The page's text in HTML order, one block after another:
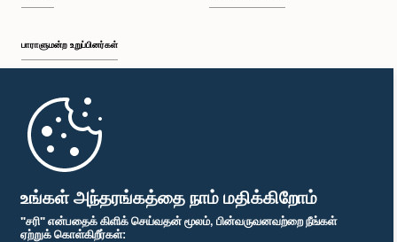
உங்கள் அந்தரங்கத்தை நாம் மதிக்கிறோம்
"சரி" என்பதைக் கிளிக் செய்வதன் மூலம், பின்வருவனவற்றை நீங்கள்
ஏற்றுக் கொள்கிறீர்கள்:
பாராளுமன்ற உறுப்பினர்கள்
முதற்பக்கம்
பாராளுமன்ற கையடக்க செயலி